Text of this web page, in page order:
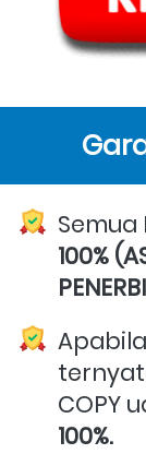
Semua
100%
COPY
100%.